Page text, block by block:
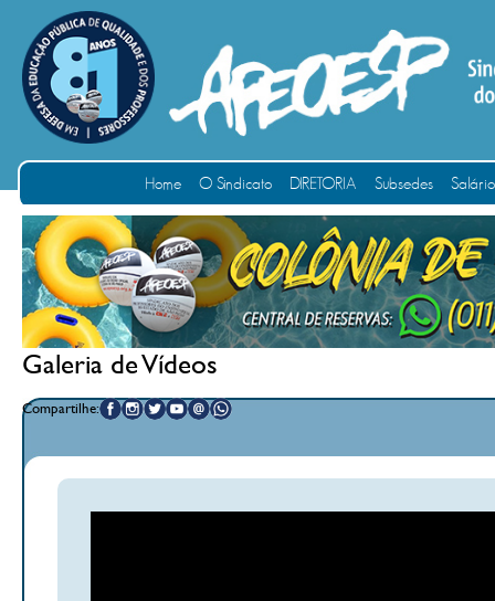
Home O Sindicato DIRETORIA Subsedes
Galeria de Vídeos
Compartilhe: